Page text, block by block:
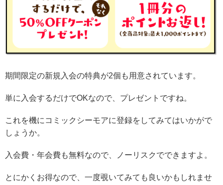
期間限定の新規入会の特典が2個も用意されています。
単に入会するだけでOKなので、プレゼントですね。
これを機にコミックシーモアに登録をしてみてはいかがで
しょうか。
入会費・年会費も無料なので、ノーリスクでできますよ。
とにかくお得なので、一度覗いてみても良いかもしれませ